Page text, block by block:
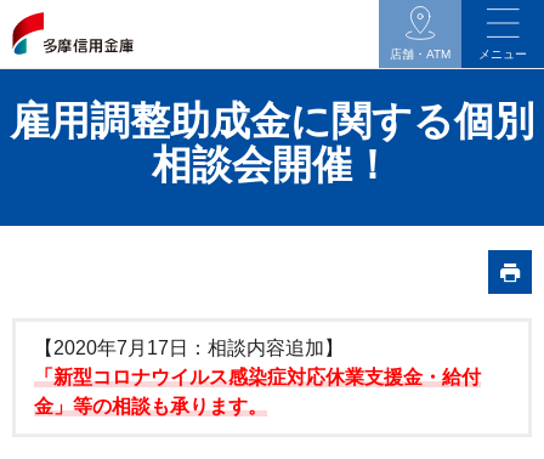
ン
店舗・ATM メニュー
雇用調整助成金に関する個別
相談会開催！
【2020年7月17日：相談内容追加】
「新型コロナウイルス感染症対応休業支援金・給付
金」等の相談も承ります。